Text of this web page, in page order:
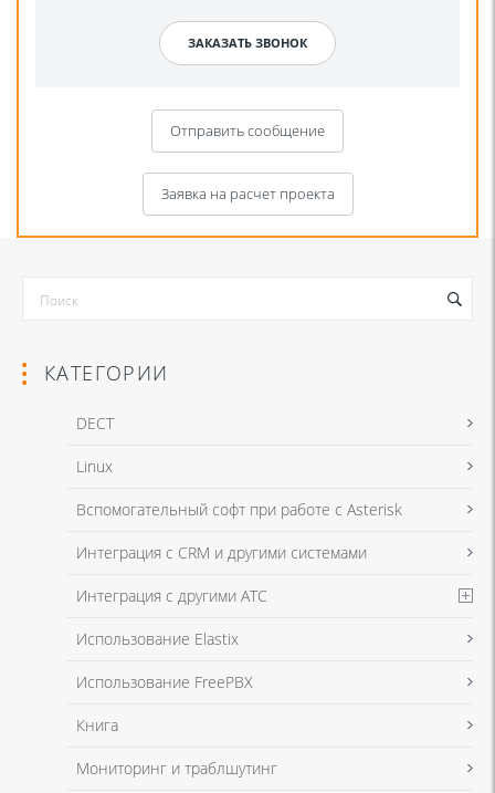
Отправить сообщение
Я даю согласие на обработку моих персональных данных для связи
в соответствии с Политикой в отношении обработки персональных
Заявка на расчет проекта
Я даю согласие на обработку моих персональных данных для связи
в соответствии с Политикой в отношении обработки персональных
КАТЕГОРИИ
DECT
Linux
Вспомогательный софт при работе с Asterisk
Интеграция с CRM и другими системами
Интеграция с другими АТС
Использование Elastix
Использование FreePBX
Книга
Мониторинг и траблшутинг